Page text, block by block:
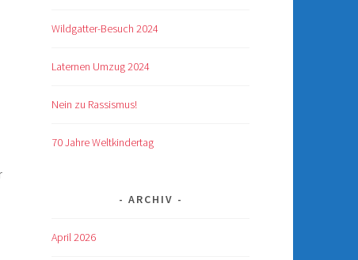
Wildgatter-Besuch 2024
Laternen Umzug 2024
Nein zu Rassismus!
70 Jahre Weltkindertag
ARCHIV
April 2026